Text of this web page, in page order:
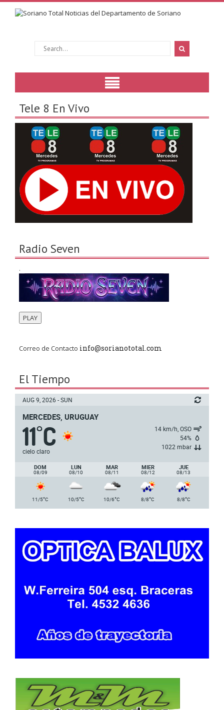
Tele 8 En Vivo
Radio Seven
.
PLAY
Correo de Contacto info@sorianototal.com
El Tiempo
AUG 9, 2026 - SUN
MERCEDES, URUGUAY
11°C
cielo claro
14 km/h, OSO
54%
1022 mbar
DOM
08/09
LUN
08/10
MAR
08/11
MIER
08/12
JUE
08/13
11/5°C 10/5°C 10/6°C 8/8°C 8/8°C